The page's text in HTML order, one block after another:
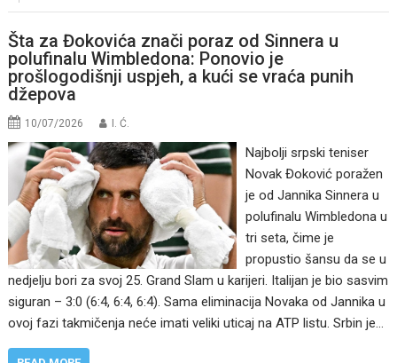
Šta za Đokovića znači poraz od Sinnera u
polufinalu Wimbledona: Ponovio je
prošlogodišnji uspjeh, a kući se vraća punih
džepova
10/07/2026 I. Ć.
Najbolji srpski teniser
Novak Đoković poražen
je od Jannika Sinnera u
polufinalu Wimbledona u
tri seta, čime je
propustio šansu da se u
nedjelju bori za svoj 25. Grand Slam u karijeri. Italijan je bio sasvim
siguran – 3:0 (6:4, 6:4, 6:4). Sama eliminacija Novaka od Jannika u
ovoj fazi takmičenja neće imati veliki uticaj na ATP listu. Srbin je…